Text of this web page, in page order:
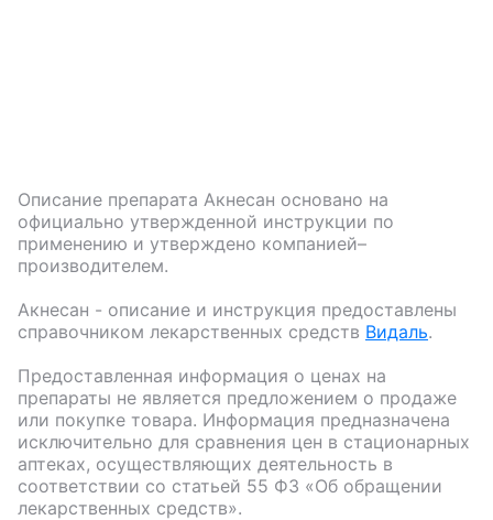
Описание препарата Акнесан основано на
официально утвержденной инструкции по
применению и утверждено компанией–
производителем.
Акнесан - описание и инструкция предоставлены
справочником лекарственных средств Видаль.
Предоставленная информация о ценах на
препараты не является предложением о продаже
или покупке товара. Информация предназначена
исключительно для сравнения цен в стационарных
аптеках, осуществляющих деятельность в
соответствии со статьей 55 ФЗ «Об обращении
лекарственных средств».